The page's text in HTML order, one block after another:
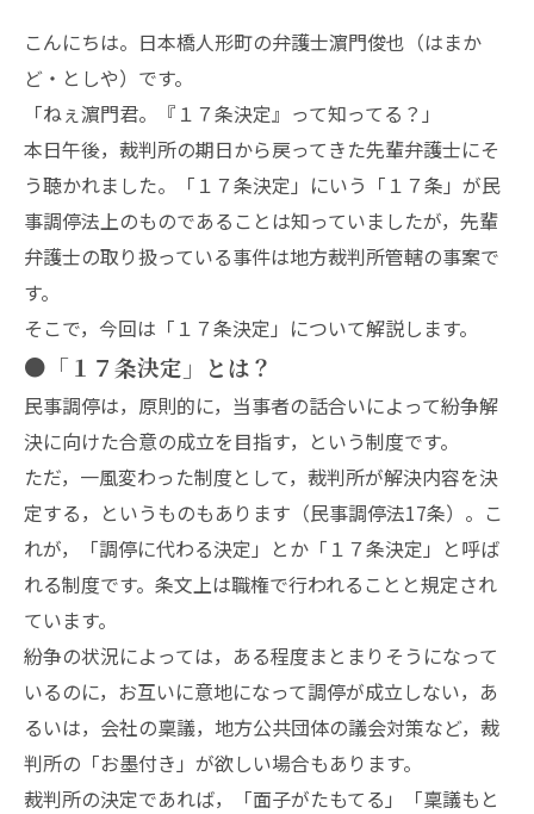
こんにちは。日本橋人形町の弁護士濵門俊也（はまか
ど・としや）です。
「ねぇ濵門君。『１７条決定』って知ってる？」
本日午後，裁判所の期日から戻ってきた先輩弁護士にそ
う聴かれました。「１７条決定」にいう「１７条」が民
事調停法上のものであることは知っていましたが，先輩
弁護士の取り扱っている事件は地方裁判所管轄の事案で
す。
そこで，今回は「１７条決定」について解説します。
●「１７条決定」とは？
民事調停は，原則的に，当事者の話合いによって紛争解
決に向けた合意の成立を目指す，という制度です。
ただ，一風変わった制度として，裁判所が解決内容を決
定する，というものもあります（民事調停法17条）。こ
れが，「調停に代わる決定」とか「１７条決定」と呼ば
れる制度です。条文上は職権で行われることと規定され
ています。
紛争の状況によっては，ある程度まとまりそうになって
いるのに，お互いに意地になって調停が成立しない，あ
るいは，会社の稟議，地方公共団体の議会対策など，裁
判所の「お墨付き」が欲しい場合もあります。
裁判所の決定であれば，「面子がたもてる」「稟議もと